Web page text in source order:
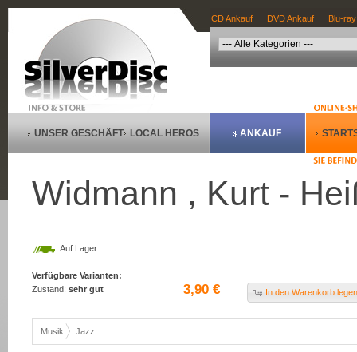
CD Ankauf DVD Ankauf Blu-
UNSER GESCHÄFT LOCAL HEROS ANKAUF
Widmann , Kurt -
Auf Lager
Verfügbare Varianten:
Zustand: sehr gut 3,90 € In den Warenkorb
Musik Jazz